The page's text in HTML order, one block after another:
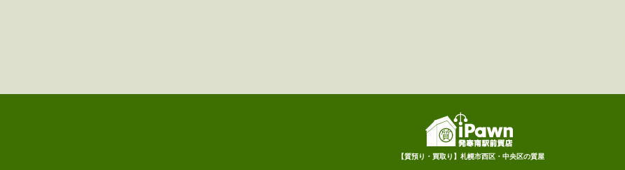
【質預り・買取り】札幌市西区・中央区の質屋